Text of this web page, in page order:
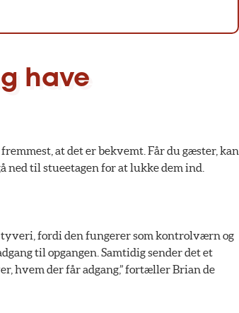
have
at det er bekvemt. Får du gæster, kan
ned til stueetagen for at lukke dem ind.
fordi den fungerer som kontrolværn og
til opgangen. Samtidig sender det et
hvem der får adgang,” fortæller Brian de